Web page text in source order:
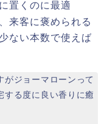
置くのに最適
来客に褒められる
少ない本数で使えば
がジョーマローンって
する度に良い香りに癒